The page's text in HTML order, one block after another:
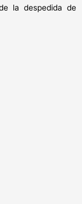
la despedida de